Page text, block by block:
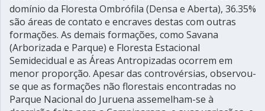
domínio da Floresta Ombrófila (Densa e Aberta), 36.35%
são áreas de contato e encraves destas com outras
formações. As demais formações, como Savana
(Arborizada e Parque) e Floresta Estacional
Semidecidual e as Áreas Antropizadas ocorrem em
menor proporção. Apesar das controvérsias, observou-
se que as formações não florestais encontradas no
Parque Nacional do Juruena assemelham-se à